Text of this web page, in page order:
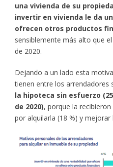
una vivienda de su
invertir en vivienda le da
ofrecen otros productos
sensiblemente más alto que
de 2020.
Dejando a un lado esta
tienen entre los arrendadores
la hipoteca sin esfuerzo
de 2020), porque la
por alquilarla (18 %) y mejorar